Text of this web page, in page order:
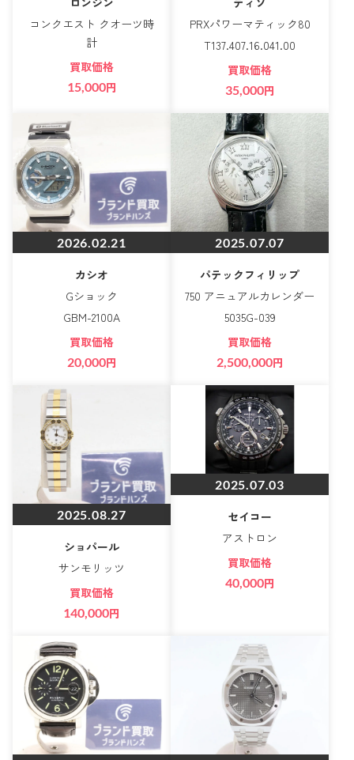
コンクエスト クオーツ時
計
買取価格
15,000円
PRXパワーマティック80
T137.407.16.041.00
買取価格
35,000円
2026.02.21
カシオ
Gショック
GBM-2100A
買取価格
20,000円
2025.07.07
パテックフィリップ
750 アニュアルカレンダー
5035G-039
買取価格
2,500,000円
2025.08.27
ショパール
サンモリッツ
買取価格
140,000円
2025.07.03
セイコー
アストロン
買取価格
40,000円